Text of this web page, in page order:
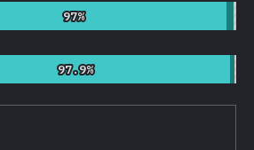
97%
97%
97.9%
97.9%